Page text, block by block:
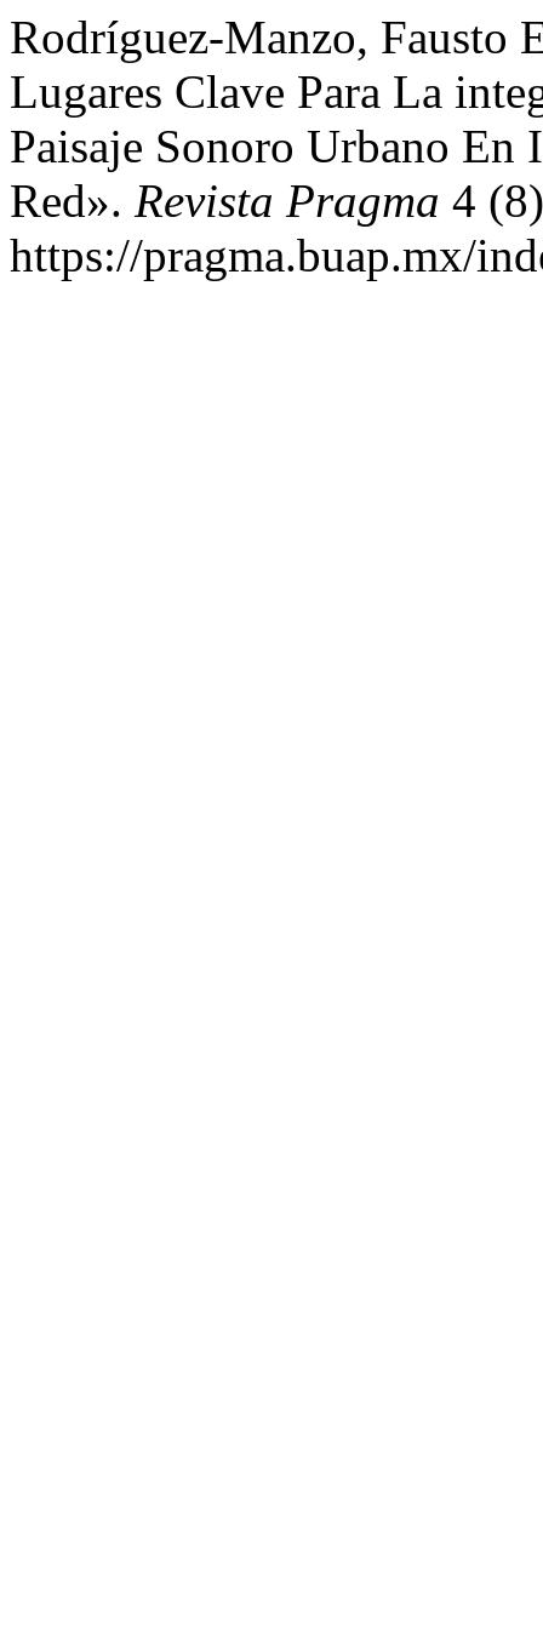
Rodríguez-Manzo, Fausto
Lugares Clave Para La
Paisaje Sonoro Urbano En
Red». Revista Pragma 4
https://pragma.buap.mx/